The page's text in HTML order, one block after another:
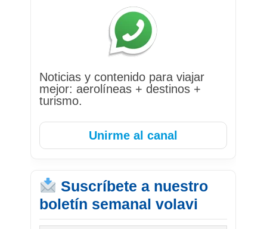
Noticias y contenido para viajar
mejor: aerolíneas + destinos +
turismo.
Unirme al canal
Suscríbete a nuestro
boletín semanal volavi